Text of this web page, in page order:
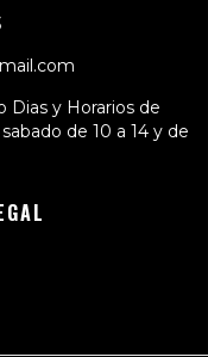
Dias y Horarios de
de 10 a 14 y de